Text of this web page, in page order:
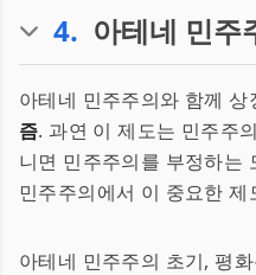
4. 아테네 민주
아테네 민주주의와 함께
즘. 과연 이 제도는 민주주
니면 민주주의를 부정하
민주주의에서 이 중요한
아테네 민주주의 초기, 평